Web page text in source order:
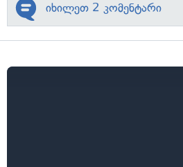
იხილეთ 2 კომენტარი